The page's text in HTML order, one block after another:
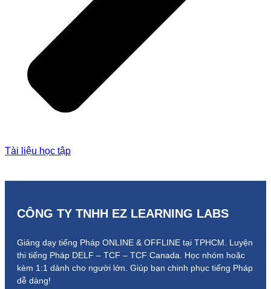
Tài liệu học tập
CÔNG TY TNHH EZ LEARNING LABS
Giảng dạy tiếng Pháp ONLINE & OFFLINE tại TPHCM. Luyện
thi tiếng Pháp DELF – TCF – TCF Canada. Học nhóm hoặc
kèm 1:1 dành cho người lớn. Giúp bạn chinh phục tiếng Pháp
dễ dàng!